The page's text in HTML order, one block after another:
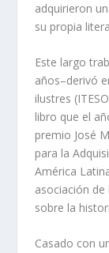
adquirieron
su propia
Este largo
años–derivó
ilustres
libro que el
premio José
para la
América
asociación
sobre la
Casado con